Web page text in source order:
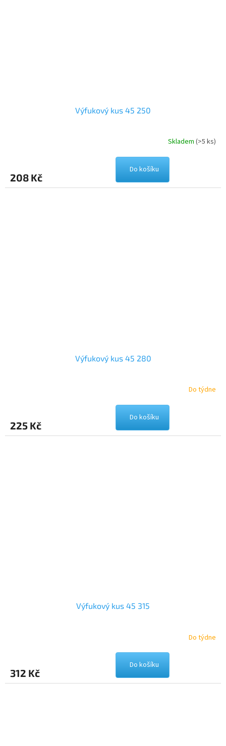
Výfukový kus 45 250
Skladem (>5 ks)
208 Kč
Do košíku
Výfukový kus 45 280
Do týdne
225 Kč
Do košíku
Výfukový kus 45 315
Do týdne
312 Kč
Do košíku